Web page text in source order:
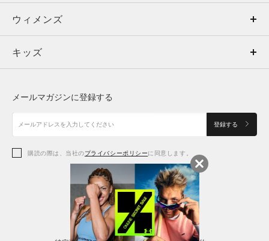
ウィメンズ
キッズ
アクセサリー
トップス
ボトムス
アクセサリー
ウィメンズ
トップス
シューズ
アクセサリー
レギンス＆タイツ
キッズ
シューズ
メールマガジンに登録する
登録する
購読の際は、当社のプライバシーポリシーに同意します。